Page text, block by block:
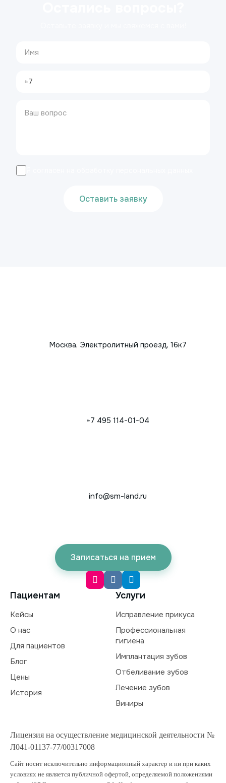
Оставить заявку
Москва, Электролитный проезд, 16к7
+7 495 114-01-04
info@sm-land.ru
Записаться на прием
Пациентам
Кейсы
О нас
Для пациентов
Блог
Цены
История
Услуги
Исправление прикуса
Профессиональная
гигиена
Имплантация зубов
Отбеливание зубов
Лечение зубов
Виниры
Лицензия на осуществление медицинской деятельности №
Л041-01137-77/00317008
Сайт носит исключительно информационный характер и ни при каких
условиях не является публичной офертой, определяемой положениями